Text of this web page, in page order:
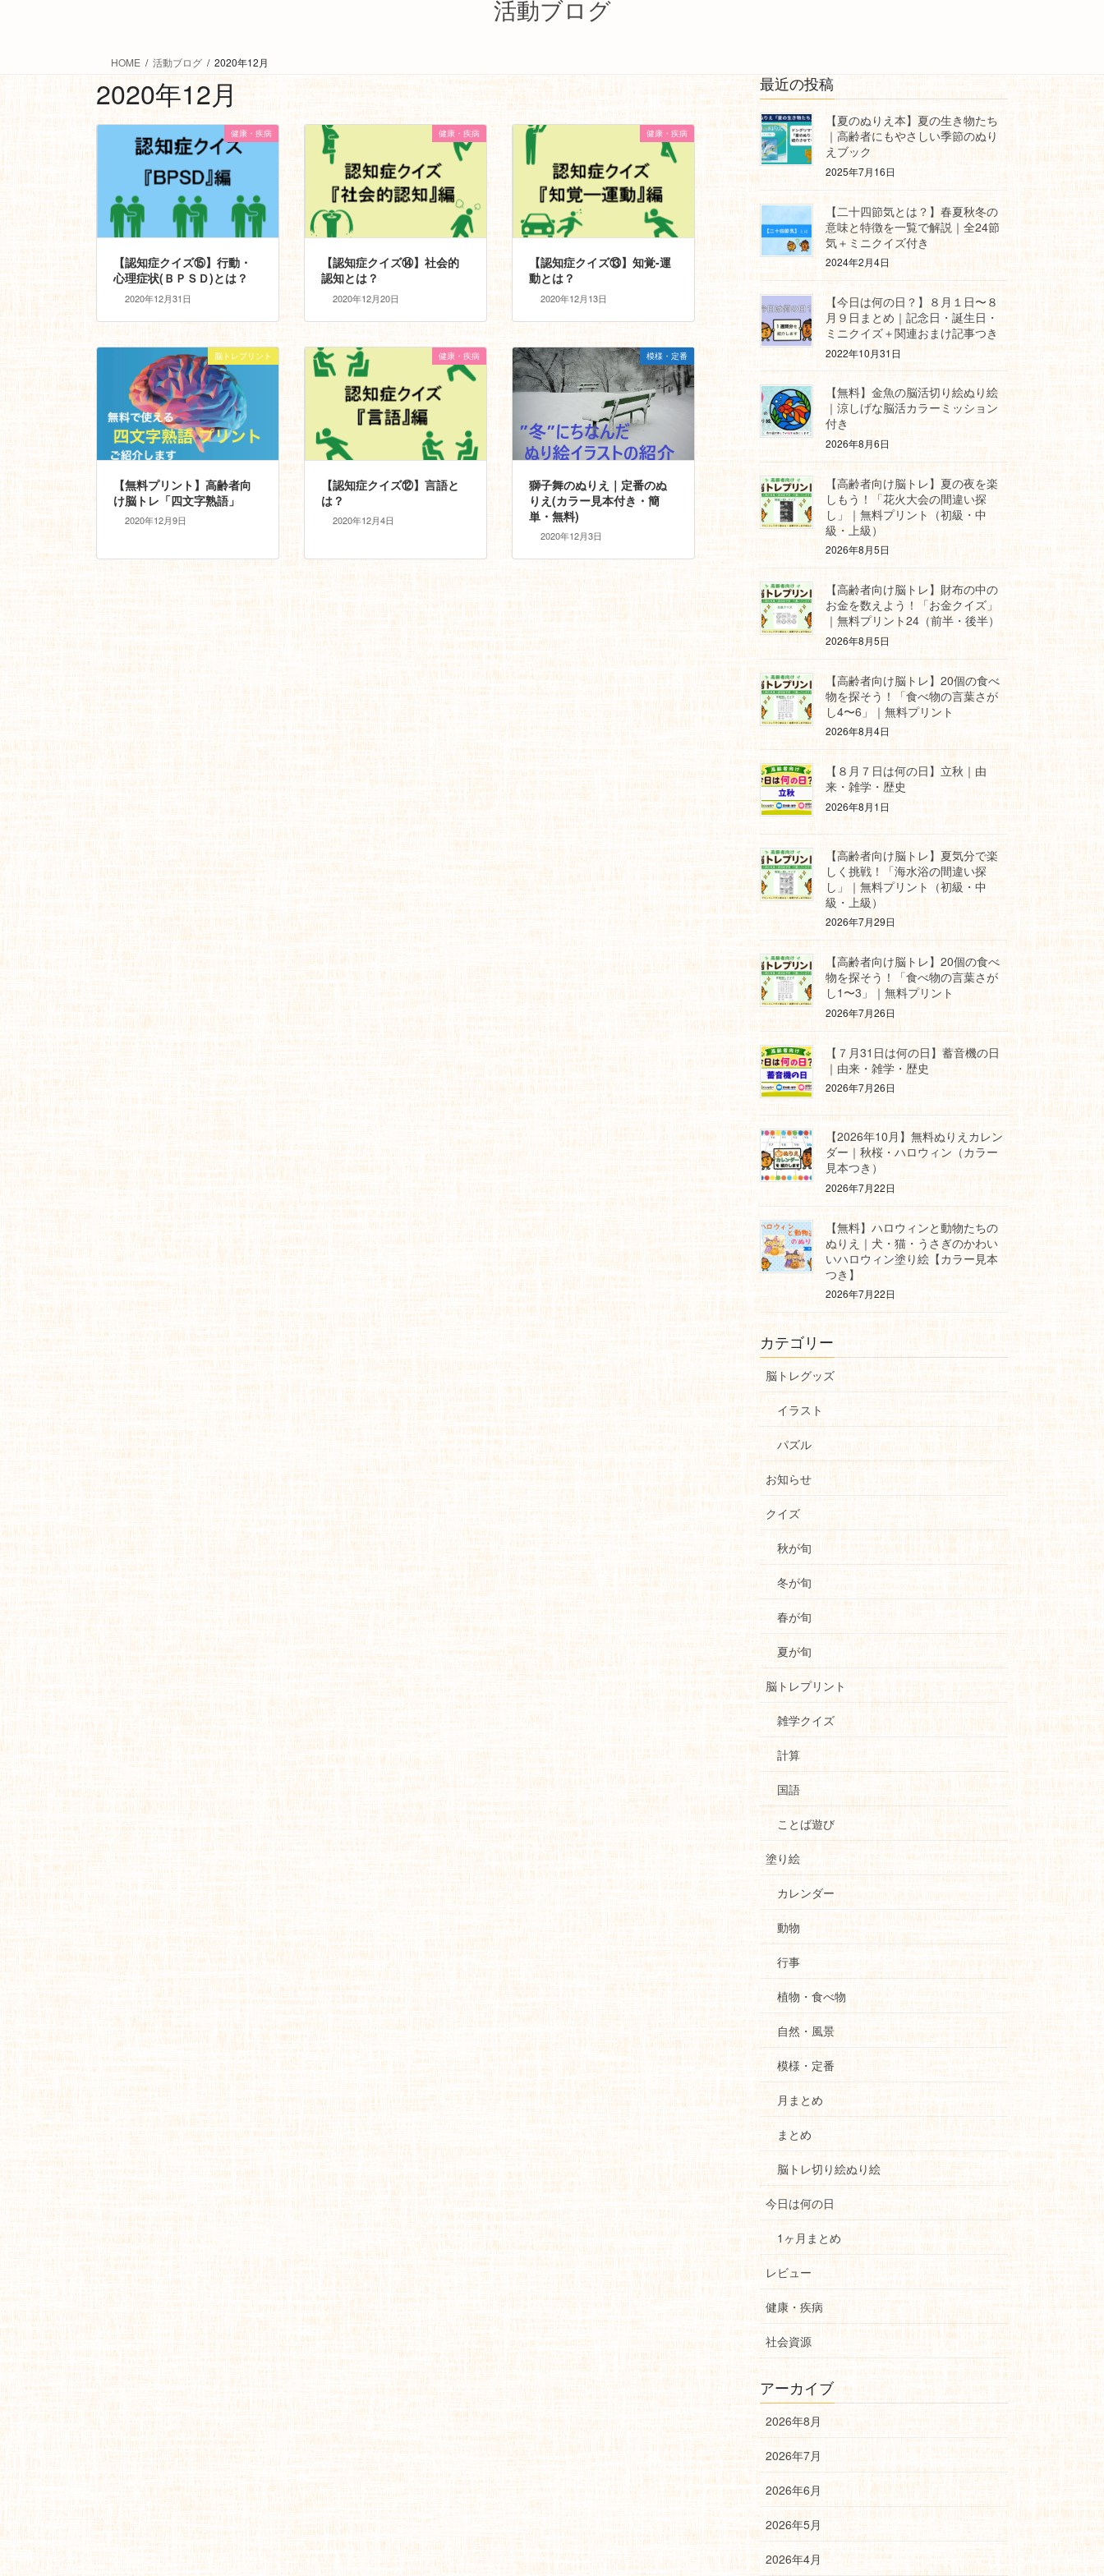
活動ブログ
HOME 活動ブログ 2020年12月
2020年12月
健康・疾病
【認知症クイズ⑮】行動・
心理症状(ＢＰＳＤ)とは？
2020年12月31日
健康・疾病
【認知症クイズ⑭】社会的
認知とは？
2020年12月20日
健康・疾病
【認知症クイズ⑬】知覚-運
動とは？
2020年12月13日
脳トレプリント
【無料プリント】高齢者向
け脳トレ「四文字熟語」
2020年12月9日
健康・疾病
【認知症クイズ⑫】言語と
は？
2020年12月4日
模様・定番
獅子舞のぬりえ｜定番のぬ
りえ(カラー見本付き・簡
単・無料)
2020年12月3日
最近の投稿
【夏のぬりえ本】夏の生き物たち
｜高齢者にもやさしい季節のぬり
えブック
2025年7月16日
【二十四節気とは？】春夏秋冬の
意味と特徴を一覧で解説｜全24節
気＋ミニクイズ付き
2024年2月4日
【今日は何の日？】８月１日〜８
月９日まとめ｜記念日・誕生日・
ミニクイズ＋関連おまけ記事つき
2022年10月31日
【無料】金魚の脳活切り絵ぬり絵
｜涼しげな脳活カラーミッション
付き
2026年8月6日
【高齢者向け脳トレ】夏の夜を楽
しもう！「花火大会の間違い探
し」｜無料プリント（初級・中
級・上級）
2026年8月5日
【高齢者向け脳トレ】財布の中の
お金を数えよう！「お金クイズ」
｜無料プリント24（前半・後半）
2026年8月5日
【高齢者向け脳トレ】20個の食べ
物を探そう！「食べ物の言葉さが
し4〜6」｜無料プリント
2026年8月4日
【８月７日は何の日】立秋｜由
来・雑学・歴史
2026年8月1日
【高齢者向け脳トレ】夏気分で楽
しく挑戦！「海水浴の間違い探
し」｜無料プリント（初級・中
級・上級）
2026年7月29日
【高齢者向け脳トレ】20個の食べ
物を探そう！「食べ物の言葉さが
し1〜3」｜無料プリント
2026年7月26日
【７月31日は何の日】蓄音機の日
｜由来・雑学・歴史
2026年7月26日
【2026年10月】無料ぬりえカレン
ダー｜秋桜・ハロウィン（カラー
見本つき）
2026年7月22日
【無料】ハロウィンと動物たちの
ぬりえ｜犬・猫・うさぎのかわい
いハロウィン塗り絵【カラー見本
つき】
2026年7月22日
カテゴリー
脳トレグッズ
イラスト
パズル
お知らせ
クイズ
秋が旬
冬が旬
春が旬
夏が旬
脳トレプリント
雑学クイズ
計算
国語
ことば遊び
塗り絵
カレンダー
動物
行事
植物・食べ物
自然・風景
模様・定番
月まとめ
まとめ
脳トレ切り絵ぬり絵
今日は何の日
1ヶ月まとめ
レビュー
健康・疾病
社会資源
アーカイブ
2026年8月
2026年7月
2026年6月
2026年5月
2026年4月